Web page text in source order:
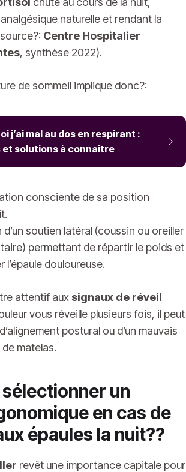
naturelle et rendant la
Centre Hospitalier
, synthèse 2022).
de sommeil implique donc?:
j’ai mal au dos en respirant :
et solutions à connaître
consciente de sa position
d’un soutien latéral (coussin ou oreiller
permettant de répartir le poids et
l’épaule douloureuse.
attentif aux signaux de réveil
vous réveille plusieurs fois, il peut
postural ou d’un mauvais
matelas.
un
en cas de
épaules la nuit??
revêt une importance capitale pour